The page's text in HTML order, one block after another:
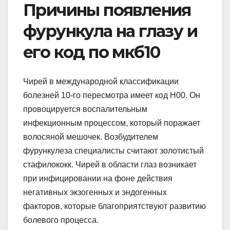
Причины появления
фурункула на глазу и
его код по мкб10
Чирей в международной классификации
болезней 10-го пересмотра имеет код Н00. Он
провоцируется воспалительным
инфекционным процессом, который поражает
волосяной мешочек. Возбудителем
фурункулеза специалисты считают золотистый
стафилококк. Чирей в области глаз возникает
при инфицировании на фоне действия
негативных экзогенных и эндогенных
факторов, которые благоприятствуют развитию
болевого процесса.